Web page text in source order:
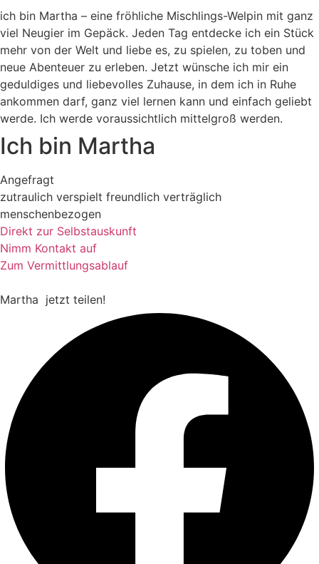
ich bin Martha – eine fröhliche Mischlings-Welpin mit ganz
viel Neugier im Gepäck. Jeden Tag entdecke ich ein Stück
mehr von der Welt und liebe es, zu spielen, zu toben und
neue Abenteuer zu erleben. Jetzt wünsche ich mir ein
geduldiges und liebevolles Zuhause, in dem ich in Ruhe
ankommen darf, ganz viel lernen kann und einfach geliebt
werde. Ich werde voraussichtlich mittelgroß werden.
Ich bin Martha
Angefragt
zutraulich verspielt freundlich verträglich
menschenbezogen
Direkt zur Selbstauskunft
Nimm Kontakt auf
Zum Vermittlungsablauf
Martha jetzt teilen!